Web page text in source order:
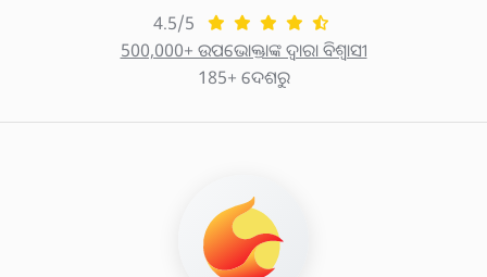
4.5/5
500,000+ ଉପଭୋକ୍ତାଙ୍କ ଦ୍ୱାରା ବିଶ୍ୱାସୀ
185+ ଦେଶରୁ